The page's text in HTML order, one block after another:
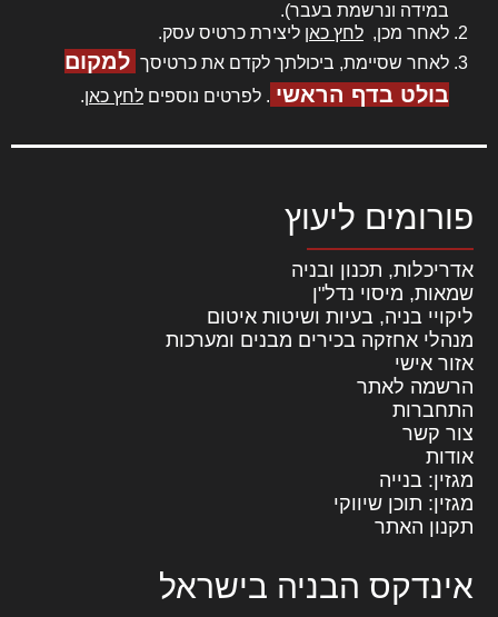
במידה ונרשמת בעבר).
לאחר מכן, לחץ כאן ליצירת כרטיס עסק.
לאחר שסיימת, ביכולתך לקדם את כרטיסך למקום
בולט בדף הראשי . לפרטים נוספים לחץ כאן.
פורומים ליעוץ
אדריכלות, תכנון ובניה
שמאות, מיסוי נדל"ן
ליקויי בניה, בעיות ושיטות איטום
מנהלי אחזקה בכירים מבנים ומערכות
אזור אישי
הרשמה לאתר
התחברות
צור קשר
אודות
מגזין: בנייה
מגזין: תוכן שיווקי
תקנון האתר
אינדקס הבניה בישראל